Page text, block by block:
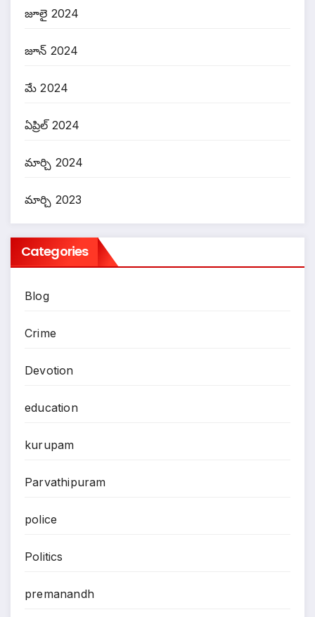
జూలై 2024
జూన్ 2024
మే 2024
ఏప్రిల్ 2024
మార్చి 2024
మార్చి 2023
Categories
Blog
Crime
Devotion
education
kurupam
Parvathipuram
police
Politics
premanandh